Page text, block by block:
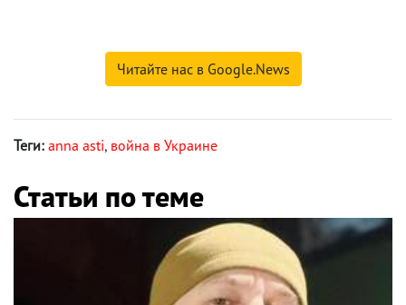
Читайте нас в Google.News
Теги: anna asti, война в Украине
Статьи по теме